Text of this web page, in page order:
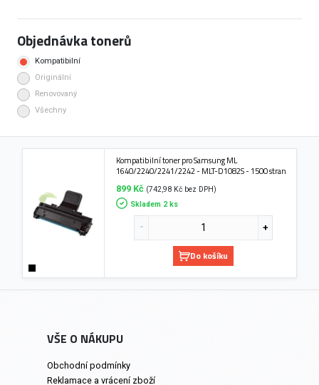
Objednávka tonerů
Kompatibilní
Originální
Renovovaný
Všechny
Kompatibilní toner pro Samsung ML
1640/2240/2241/2242 - MLT-D1082S - 1500 stran
899 Kč (742,98 Kč bez DPH)
Skladem 2 ks
Do košíku
VŠE O NÁKUPU
Obchodní podmínky
Reklamace a vrácení zboží